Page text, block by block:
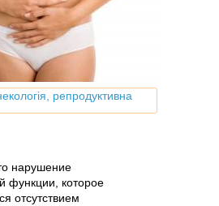
репродуктивна
нарушение
функции, которое
отсутствием